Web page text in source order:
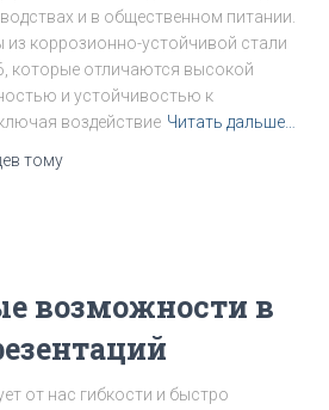
и в общественном питании.
коррозионно-устойчивой стали
которые отличаются высокой
и устойчивостью к
воздействие Читать дальше…
тому
возможности в
от нас гибкости и быстро